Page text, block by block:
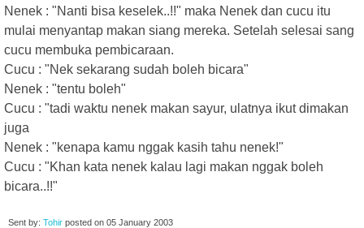
Nenek : "Nanti bisa keselek..!!" maka Nenek dan cucu itu
mulai menyantap makan siang mereka. Setelah selesai sang
cucu membuka pembicaraan.
Cucu : "Nek sekarang sudah boleh bicara"
Nenek : "tentu boleh"
Cucu : "tadi waktu nenek makan sayur, ulatnya ikut dimakan
juga
Nenek : "kenapa kamu nggak kasih tahu nenek!"
Cucu : "Khan kata nenek kalau lagi makan nggak boleh
bicara..!!"
Sent by: Tohir posted on 05 January 2003